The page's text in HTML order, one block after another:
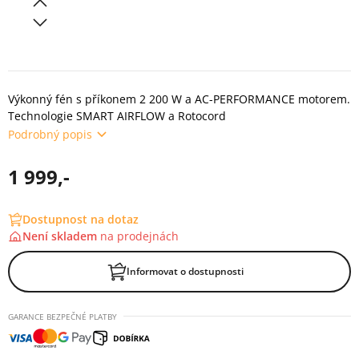
Výkonný fén s příkonem 2 200 W a AC-PERFORMANCE motorem.
Technologie SMART AIRFLOW a Rotocord
Podrobný popis
1 999,-
Dostupnost na dotaz
Není skladem na prodejnách
Informovat o dostupnosti
GARANCE BEZPEČNÉ PLATBY